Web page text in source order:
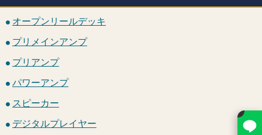
オープンリールデッキ
プリメインアンプ
プリアンプ
パワーアンプ
スピーカー
デジタルプレイヤー
×